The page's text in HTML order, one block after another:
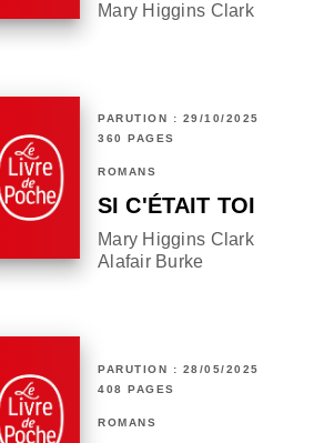
Mary Higgins Clark
PARUTION : 29/10/2025
360 PAGES
ROMANS
SI C'ÉTAIT TOI
Mary Higgins Clark
Alafair Burke
PARUTION : 28/05/2025
408 PAGES
ROMANS